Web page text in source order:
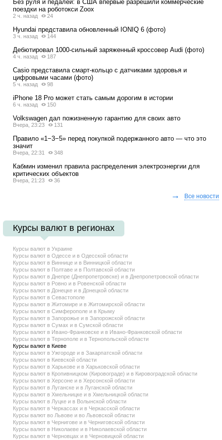
Без руля и педалей: в США впервые разрешили коммерческие
поездки на роботокси Zoox
2 ч. назад 24
Hyundai представила обновленный IONIQ 6 (фото)
3 ч. назад 144
Дебютировал 1000-сильный заряженный кроссовер Audi (фото)
4 ч. назад 187
Casio представила смарт-кольцо с датчиками здоровья и
цифровыми часами (фото)
5 ч. назад 98
iPhone 18 Pro может стать самым дорогим в истории
6 ч. назад 150
Volkswagen дал пожизненную гарантию для своих авто
Вчера, 23:23 131
Правило «1−3−5» перед покупкой подержанного авто — что это
значит
Вчера, 22:31 348
Кабмин изменил правила распределения электроэнергии для
критических объектов
Вчера, 21:23 36
→ Все новости
Курсы валют в регионах
Курсы валют в Украине
Курсы валют в Одессе и в Одесской области
Курсы валют в Виннице и в Винницкой области
Курсы валют в Полтаве и в Полтавской области
Курсы валют в Днепре (Днепропетровске) и в Днепропетровской области
Курсы валют в Ровно и в Ровенской области
Курсы валют в Донецке и в Донецкой области
Курсы валют в Севастополе
Курсы валют в Житомире и в Житомирской области
Курсы валют в Симферополе и в Крыму
Курсы валют в Запорожье и в Запорожской области
Курсы валют в Сумах и в Сумской области
Курсы валют в Ивано-Франковске и в Ивано-Франковской области
Курсы валют в Тернополе и в Тернопольской области
Курсы валют в Киеве
Курсы валют в Ужгороде и в Закарпатской области
Курсы валют в Киевской области
Курсы валют в Харькове и в Харьковской области
Курсы валют в Кропивницком (Кировограде) и в Кировоградской области
Курсы валют в Херсоне и в Херсонской области
Курсы валют в Луганске и в Луганской области
Курсы валют в Хмельницке и в Хмельницкой области
Курсы валют в Луцке и в Волынской области
Курсы валют в Черкассах и в Черкасской области
Курсы валют во Львове и во Львовской области
Курсы валют в Чернигове и в Черниговской области
Курсы валют в Николаеве и в Николаевской области
Курсы валют в Черновцах и в Черновицкой области